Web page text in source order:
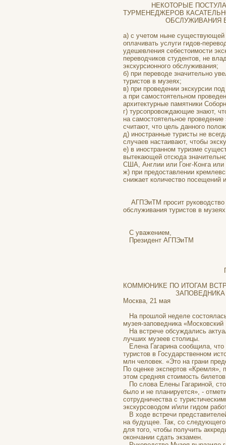
НЕКОТОРЫЕ ПОСТУЛАТЫ
ТУРМЕНЕДЖЕРОВ
ОБСЛУЖИВАНИЯ В
а) с учетом ныне существующей
оплачивать услуги гидов-
удешевления себестоимости
переводчиков студентов, не
экскурсионного обслуживания;
б) при переводе значительно
туристов в музеях;
в) при проведении экскурсии
а при самостоятельном
архитектурные памятники
г) турсопровождающие знают,
на самостоятельное
считают, что цель данного
д) иностранные туристы не
случаев настаивают, чтобы
е) в иностранном туризме
вытекающей отсюда
США, Англии или Гонг-Конга
ж) при предоставлении
снижает количество посещений
АГПЭиТМ просит руководство
обслуживания туристов в
С уважением,
Президент
КОММЮНИКЕ ПО ИТОГАМ
Москва, 21 мая
На прошлой неделе
музея-заповедника
На встрече обсуждались
лучших музеев столицы.
Елена Гагарина сообщила, что
туристов в Государственном
млн человек. «Это на грани
По оценке экспертов «Кремля»,
этом средняя стоимость
По слова Елены Гагариной,
было и не планируется», -
сотрудничества с
экскурсоводом и/или гидом
В ходе встречи
на будущее. Так, со следующего
для того, чтобы получить
окончании сдать экзамен.